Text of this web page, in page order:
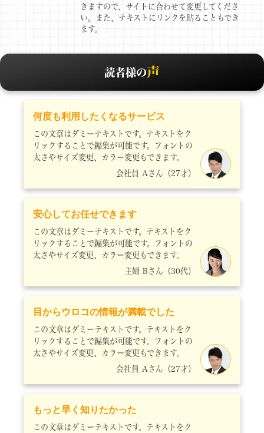
きますので、サイトに合わせて変更してくださ
い。また、テキストにリンクを貼ることもでき
ます。
読者様の声
何度も利用したくなるサービス
この文章はダミーテキストです。テキストをク
リックすることで編集が可能です。フォントの
太さやサイズ変更、カラー変更もできます。
会社員 Aさん（27才）
安心してお任せできます
この文章はダミーテキストです。テキストをク
リックすることで編集が可能です。フォントの
太さやサイズ変更、カラー変更もできます。
主婦 Bさん（30代）
目からウロコの情報が満載でした
この文章はダミーテキストです。テキストをク
リックすることで編集が可能です。フォントの
太さやサイズ変更、カラー変更もできます。
会社員 Aさん（27才）
もっと早く知りたかった
この文章はダミーテキストです。テキストをク